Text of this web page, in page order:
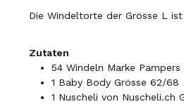
Die Windeltorte der Grösse L
Zutaten
54 Windeln Marke
1 Baby Body Grösse 62/68
1 Nuscheli von Nuscheli.ch